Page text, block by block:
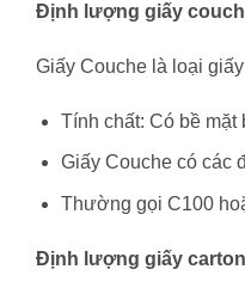
Định lượng giấy
Giấy Couche là loại
Tính chất: Có bề mặt
Giấy Couche có các
Thường gọi C100
Định lượng giấy carton